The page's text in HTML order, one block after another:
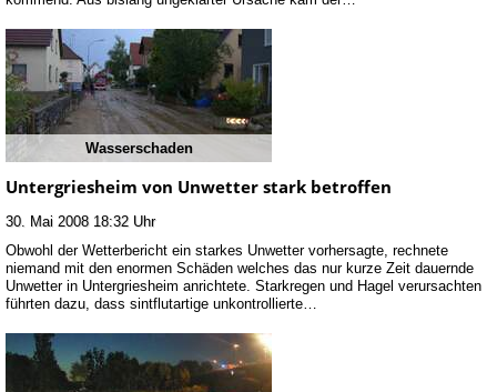
Wasserschaden
Untergriesheim von Unwetter stark betroffen
30. Mai 2008 18:32 Uhr
Obwohl der Wetterbericht ein starkes Unwetter vorhersagte, rechnete
niemand mit den enormen Schäden welches das nur kurze Zeit dauernde
Unwetter in Untergriesheim anrichtete. Starkregen und Hagel verursachten
führten dazu, dass sintflutartige unkontrollierte…